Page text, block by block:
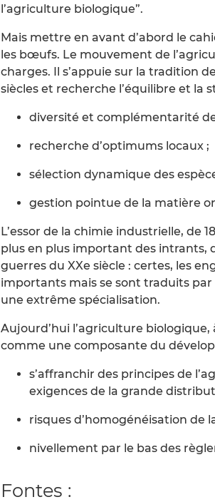
l’agriculture biologique”.
Mais mettre en avant d’abord le
les bœufs. Le mouvement de
charges. Il s’appuie sur la tradition
siècles et recherche l’équilibre et la
diversité et complémentarité
recherche d’optimums locaux ;
sélection dynamique des
gestion pointue de la matière
L’essor de la chimie industrielle, de
plus en plus important des intrants,
guerres du XXe siècle : certes, les
importants mais se sont traduits par
une extrême spécialisation.
Aujourd’hui l’agriculture
comme une composante du
s’affranchir des principes de
exigences de la grande
risques d’homogénéisation de
nivellement par le bas des
Fontes :